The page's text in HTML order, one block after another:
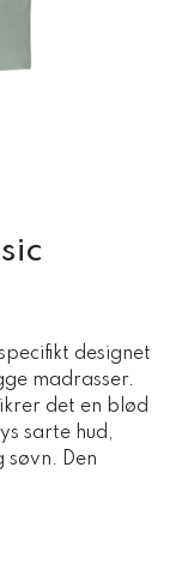
designet
madrasser.
det en blød
sarte hud,
søvn. Den